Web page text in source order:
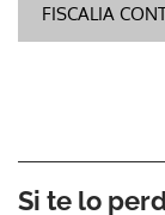
FISCALIA
Si te lo